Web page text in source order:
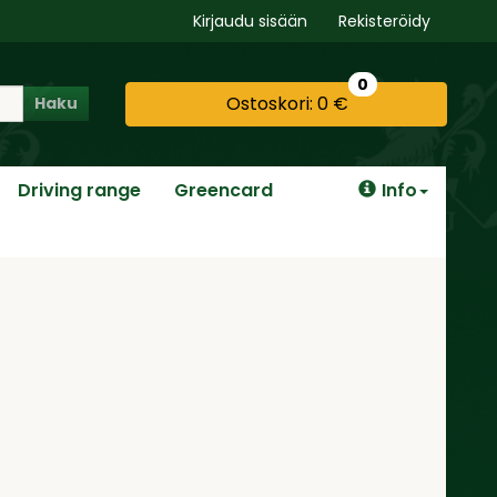
Kirjaudu sisään Rekisteröidy
Haku Ostoskori: 0 €
0
Driving range Greencard Info